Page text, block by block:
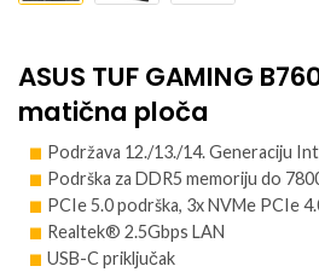
ASUS TUF GAMING
matična ploča
Podržava 12./13./14. Generaciju
Podrška za DDR5 memoriju do
PCIe 5.0 podrška, 3x NVMe PCIe
Realtek® 2.5Gbps LAN
USB-C priključak